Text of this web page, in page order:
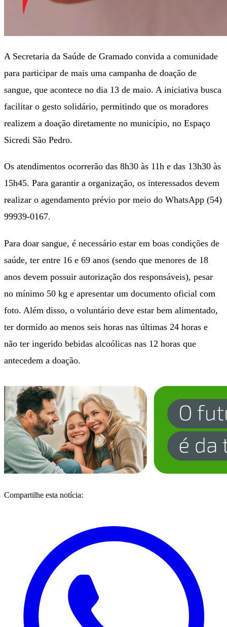
A Secretaria da Saúde de Gramado convida a comunidade
para participar de mais uma campanha de doação de
sangue, que acontece no dia 13 de maio. A iniciativa busca
facilitar o gesto solidário, permitindo que os moradores
realizem a doação diretamente no município, no Espaço
Sicredi São Pedro.
Os atendimentos ocorrerão das 8h30 às 11h e das 13h30 às
15h45. Para garantir a organização, os interessados devem
realizar o agendamento prévio por meio do WhatsApp (54)
99939-0167.
Para doar sangue, é necessário estar em boas condições de
saúde, ter entre 16 e 69 anos (sendo que menores de 18
anos devem possuir autorização dos responsáveis), pesar
no mínimo 50 kg e apresentar um documento oficial com
foto. Além disso, o voluntário deve estar bem alimentado,
ter dormido ao menos seis horas nas últimas 24 horas e
não ter ingerido bebidas alcoólicas nas 12 horas que
antecedem a doação.
Compartilhe esta notícia: